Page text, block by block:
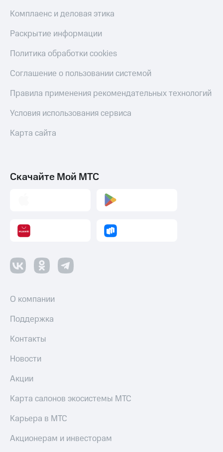
Комплаенс и деловая этика
Раскрытие информации
Политика обработки cookies
Соглашение о пользовании системой
Правила применения рекомендательных технологий
Условия использования сервиса
Карта сайта
Скачайте Мой МТС
О компании
Поддержка
Контакты
Новости
Акции
Карта салонов экосистемы МТС
Карьера в МТС
Акционерам и инвесторам